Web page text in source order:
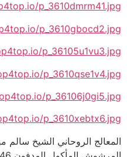
p_3610dmrm41.jpg
p_3610gbocd2.jpg
p_36105u1vu3.jpg
p_3610qse1v4.jpg
p_36106j0gi5.jpg
p_3610xebtx6.jpg
المعالج الروحاني الشيخ سالم